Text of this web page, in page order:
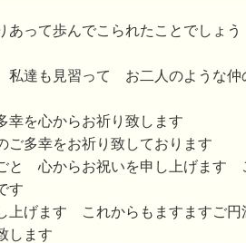
って歩んでこられたことでしょ
達も見習って お二人のような仲
を心からお祈り致します
多幸をお祈り致しております
と 心からお祝いを申し上げます
す
上げます これからもますますご
します